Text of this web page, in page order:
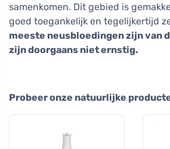
samenkomen. Dit gebied is
goed toegankelijk en tegelijkertijd
meeste neusbloedingen zijn van
zijn doorgaans niet ernstig.
Probeer onze natuurlijke